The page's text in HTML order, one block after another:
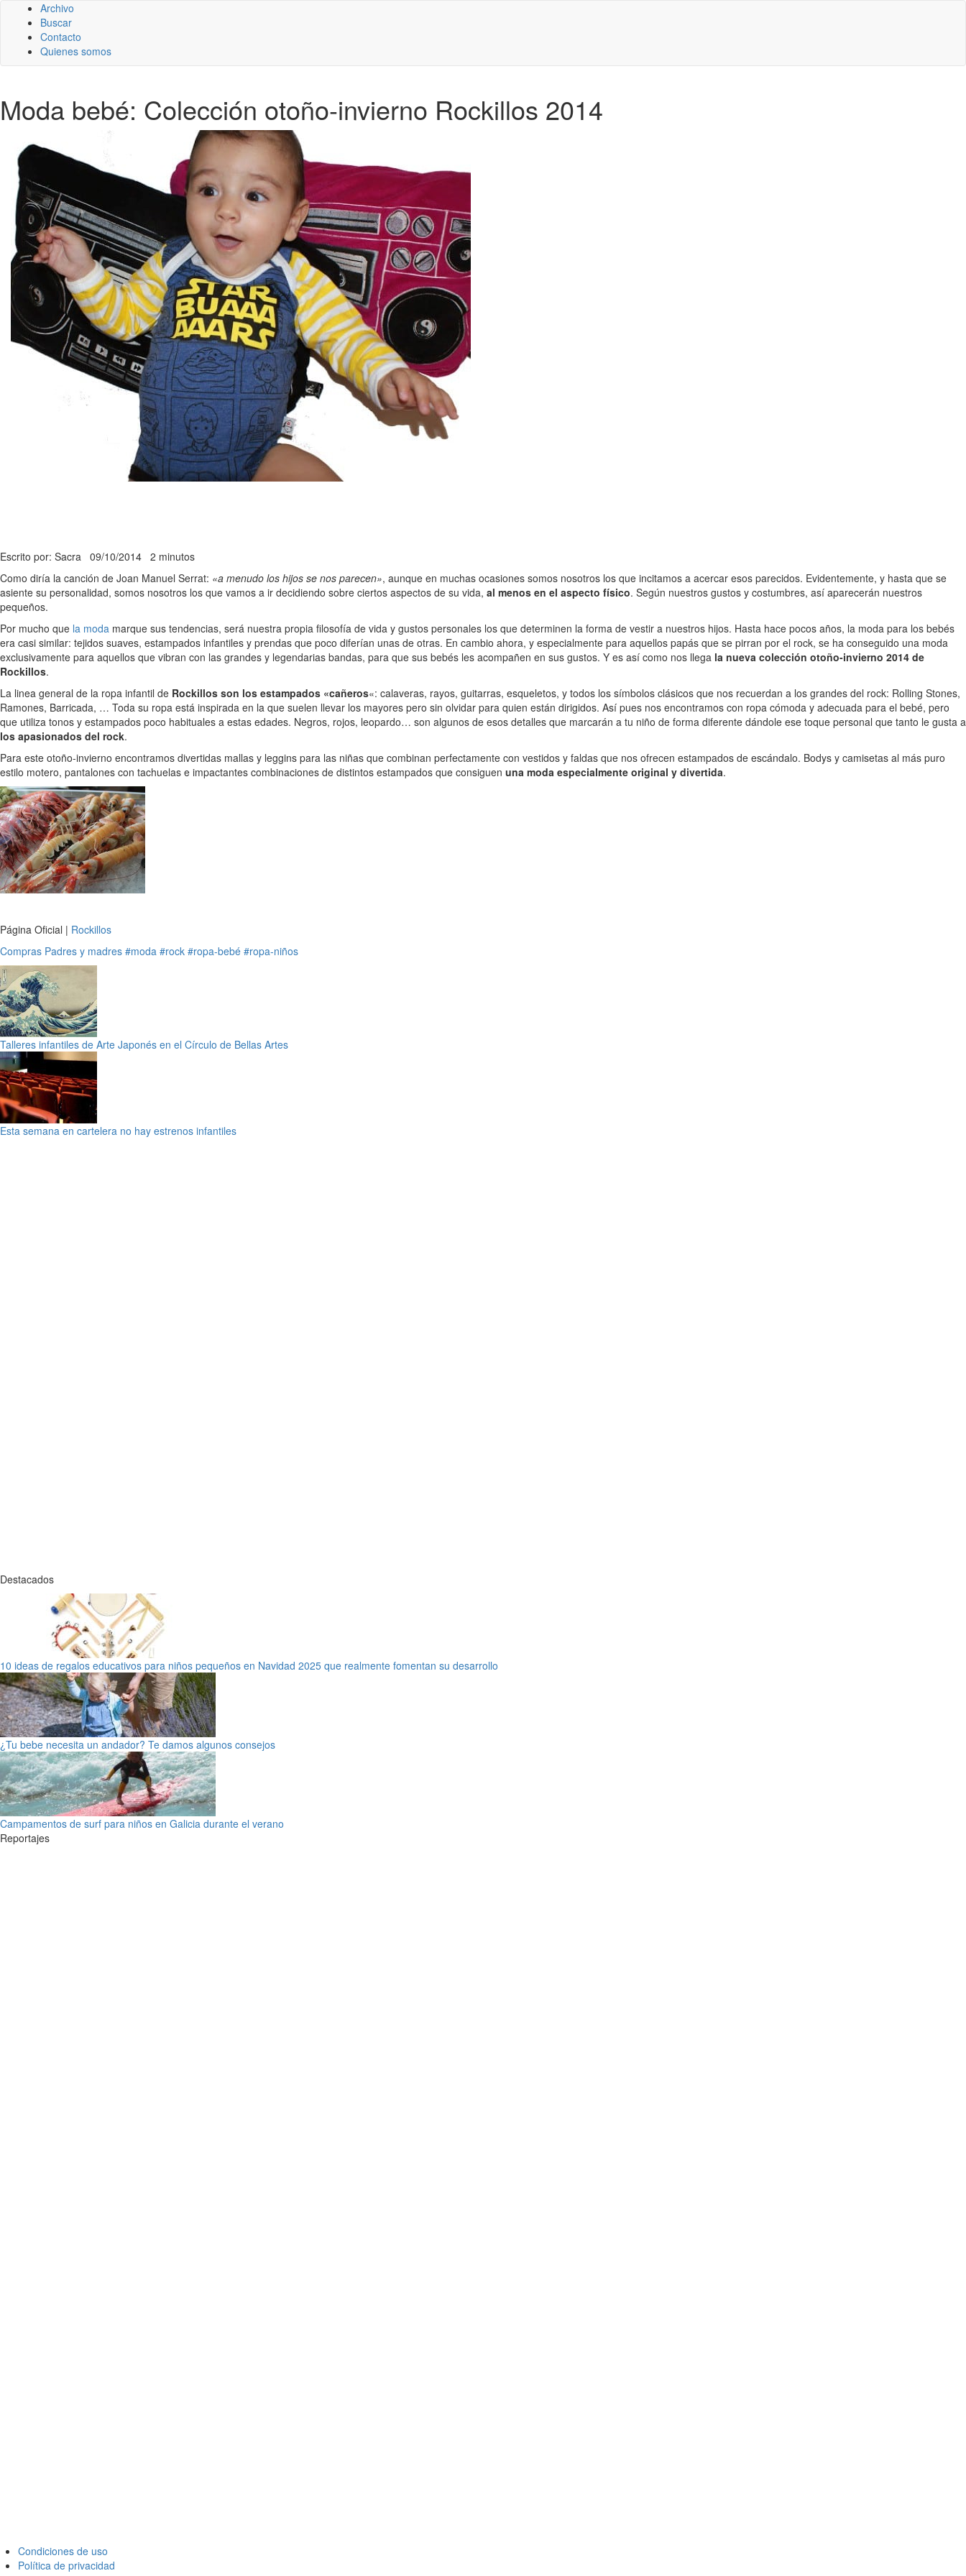
Archivo
Buscar
Contacto
Quienes somos
Moda bebé: Colección otoño-invierno Rockillos 2014
Escrito por: Sacra 09/10/2014 2 minutos
Como diría la canción de Joan Manuel Serrat: «a menudo los hijos se nos parecen», aunque en muchas ocasiones somos nosotros los que incitamos a acercar esos parecidos. Evidentemente, y hasta que se
asiente su personalidad, somos nosotros los que vamos a ir decidiendo sobre ciertos aspectos de su vida, al menos en el aspecto físico. Según nuestros gustos y costumbres, así aparecerán nuestros
pequeños.
Por mucho que la moda marque sus tendencias, será nuestra propia filosofía de vida y gustos personales los que determinen la forma de vestir a nuestros hijos. Hasta hace pocos años, la moda para los bebés
era casi similar: tejidos suaves, estampados infantiles y prendas que poco diferían unas de otras. En cambio ahora, y especialmente para aquellos papás que se pirran por el rock, se ha conseguido una moda
exclusivamente para aquellos que vibran con las grandes y legendarias bandas, para que sus bebés les acompañen en sus gustos. Y es así como nos llega la nueva colección otoño-invierno 2014 de
Rockillos.
La linea general de la ropa infantil de Rockillos son los estampados «cañeros«: calaveras, rayos, guitarras, esqueletos, y todos los símbolos clásicos que nos recuerdan a los grandes del rock: Rolling Stones,
Ramones, Barricada, … Toda su ropa está inspirada en la que suelen llevar los mayores pero sin olvidar para quien están dirigidos. Así pues nos encontramos con ropa cómoda y adecuada para el bebé, pero
que utiliza tonos y estampados poco habituales a estas edades. Negros, rojos, leopardo… son algunos de esos detalles que marcarán a tu niño de forma diferente dándole ese toque personal que tanto le gusta a
los apasionados del rock.
Para este otoño-invierno encontramos divertidas mallas y leggins para las niñas que combinan perfectamente con vestidos y faldas que nos ofrecen estampados de escándalo. Bodys y camisetas al más puro
estilo motero, pantalones con tachuelas e impactantes combinaciones de distintos estampados que consiguen una moda especialmente original y divertida.
Página Oficial | Rockillos
Compras Padres y madres #moda #rock #ropa-bebé #ropa-niños
Talleres infantiles de Arte Japonés en el Círculo de Bellas Artes
Esta semana en cartelera no hay estrenos infantiles
Destacados
10 ideas de regalos educativos para niños pequeños en Navidad 2025 que realmente fomentan su desarrollo
¿Tu bebe necesita un andador? Te damos algunos consejos
Campamentos de surf para niños en Galicia durante el verano
Reportajes
Condiciones de uso
Política de privacidad